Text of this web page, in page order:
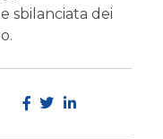
sbilanciata dei